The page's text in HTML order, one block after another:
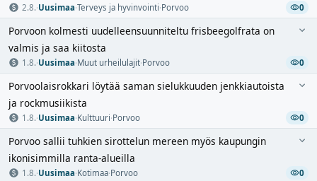
2.8.·Uusimaa·Terveys ja hyvinvointi·Porvoo 0
Porvoon kolmesti uudelleensuunniteltu frisbeegolfrata on
valmis ja saa kiitosta
1.8.·Uusimaa·Muut urheilulajit·Porvoo 0
Porvoolaisrokkari löytää saman sielukkuuden jenkkiautoista
ja rockmusiikista
1.8.·Uusimaa·Kulttuuri·Porvoo 0
Porvoo sallii tuhkien sirottelun mereen myös kaupungin
ikonisimmilla ranta-alueilla
1.8.·Uusimaa·Kotimaa·Porvoo 0